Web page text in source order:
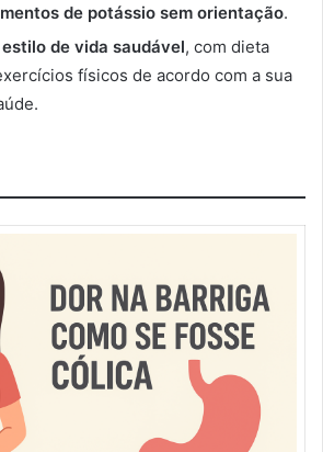
de potássio sem orientação.
de vida saudável, com dieta
físicos de acordo com a sua